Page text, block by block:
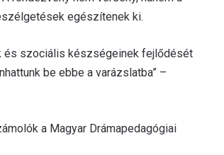
egészítenek ki.
és szociális készségeinek fejlődését
be ebbe a varázslatba” –
a Magyar Drámapedagógiai